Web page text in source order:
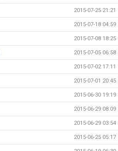
2015-07-25 21:21
2015-07-18 04:59
2015-07-08 18:25
2015-07-05 06:58
2015-07-02 17:11
2015-07-01 20:45
2015-06-30 19:19
2015-06-29 08:09
2015-06-29 03:54
2015-06-25 05:17